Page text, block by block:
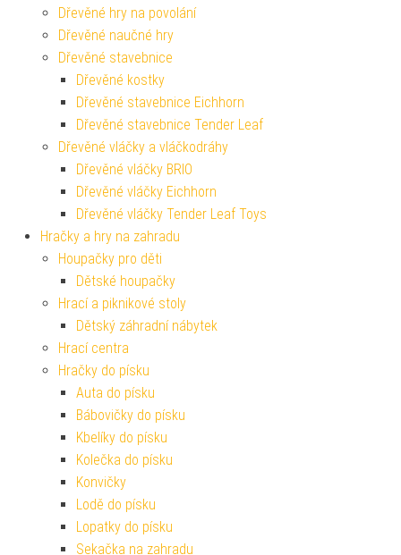
Dřevěné hry na povolání
Dřevěné naučné hry
Dřevěné stavebnice
Dřevěné kostky
Dřevěné stavebnice Eichhorn
Dřevěné stavebnice Tender Leaf
Dřevěné vláčky a vláčkodráhy
Dřevěné vláčky BRIO
Dřevěné vláčky Eichhorn
Dřevěné vláčky Tender Leaf Toys
Hračky a hry na zahradu
Houpačky pro děti
Dětské houpačky
Hrací a piknikové stoly
Dětský záhradní nábytek
Hrací centra
Hračky do písku
Auta do písku
Bábovičky do písku
Kbelíky do písku
Kolečka do písku
Konvičky
Lodě do písku
Lopatky do písku
Sekačka na zahradu